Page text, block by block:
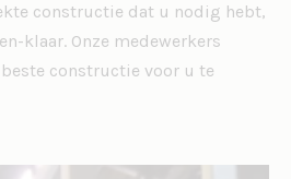
constructie dat u nodig hebt,
klaar. Onze medewerkers
constructie voor u te